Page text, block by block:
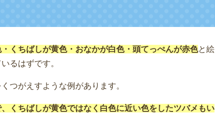
くちばしが黄色・おなかが白色・頭てっぺんが赤色と絵
るはずです。
つがえすような例があります。
くちばしが黄色ではなく白色に近い色をしたツバメもい